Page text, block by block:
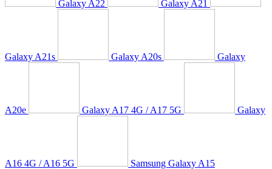
Galaxy A22 Galaxy A21
Galaxy A21s Galaxy A20s Galaxy
A20e Galaxy A17 4G / A17 5G Galaxy
A16 4G / A16 5G Samsung Galaxy A15